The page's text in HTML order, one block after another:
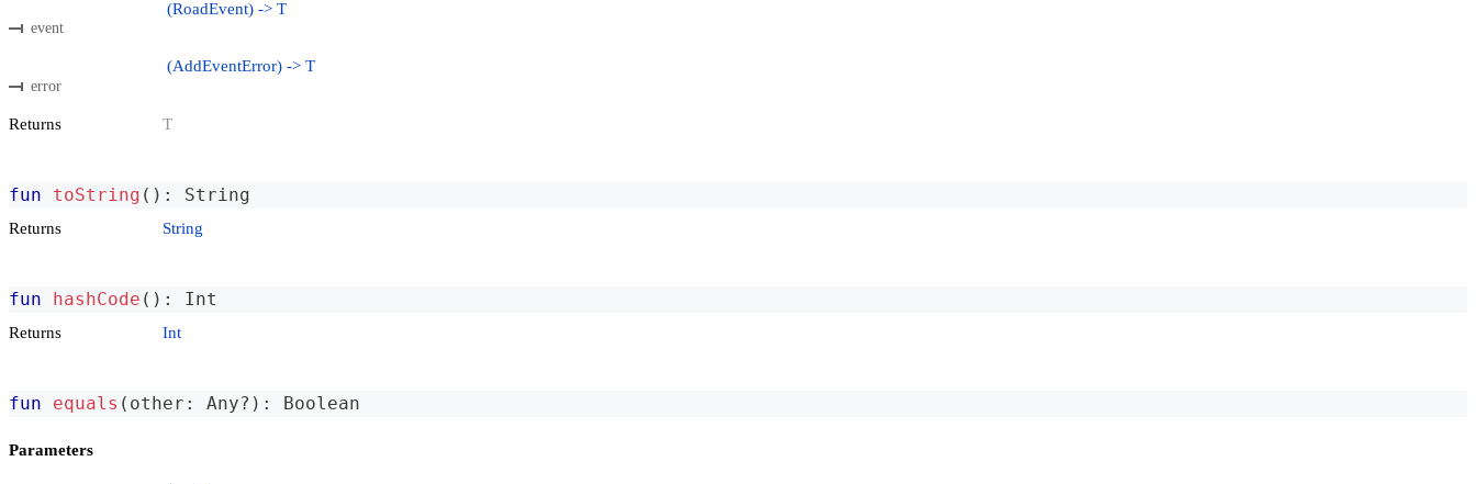
event
(RoadEvent) -> T
error
(AddEventError) -> T
Returns T
fun toString ( ) : String
Returns String
fun hashCode ( ) : Int
Returns Int
fun equals ( other : Any? ) : Boolean
Parameters